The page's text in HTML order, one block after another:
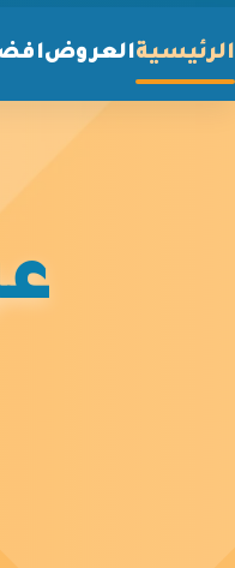
الرئيسيةالعروض